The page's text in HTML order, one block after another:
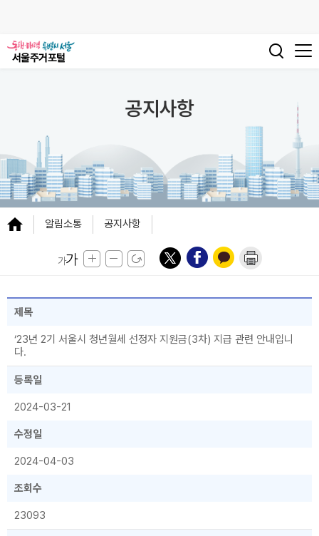
공지사항
알림소통 공지사항
제목
‘23년 2기 서울시 청년월세 선정자 지원금(3차) 지급 관련 안내입니
다.
등록일
2024-03-21
수정일
2024-04-03
조회수
23093